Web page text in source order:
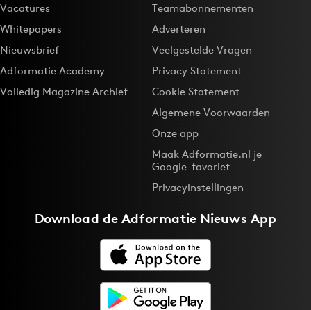
Vacatures
Whitepapers
Nieuwsbrief
Adformatie Academy
Volledig Magazine Archief
Teamabonnementen
Adverteren
Veelgestelde Vragen
Privacy Statement
Cookie Statement
Algemene Voorwaarden
Onze app
Maak Adformatie.nl je
Google-favoriet
Privacyinstellingen
Download deAdformatie Nieuws App